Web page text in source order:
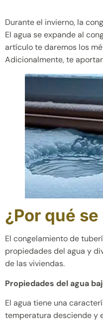
Durante el invierno, la
El agua se expande al
artículo te daremos los
Adicionalmente, te
¿Por qué
El congelamiento de
propiedades del agua y
de las viviendas.
Propiedades del agua
El agua tiene una
temperatura desciende y